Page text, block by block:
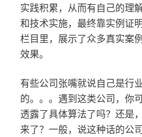
实践积累，从而有自己的理
和技术实施，最终靠实例证
栏目里，展示了众多真实案
效果。
有些公司张嘴就说自己是行
的。。。遇到这类公司，你
透露了具体算法了吗？还是
来了？一般，说这种话的公